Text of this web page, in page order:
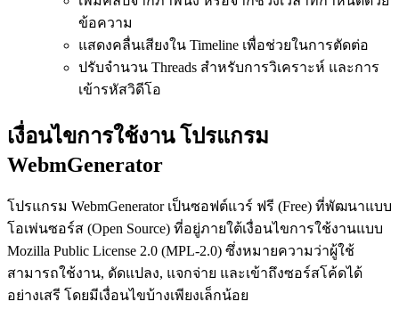
ข้อความ
แสดงคลื่นเสียงใน Timeline เพื่อช่วยในการตัดต่อ
ปรับจำนวน Threads สำหรับการวิเคราะห์ และการ
เข้ารหัสวิดีโอ
เงื่อนไขการใช้งาน โปรแกรม
WebmGenerator
โปรแกรม WebmGenerator เป็นซอฟต์แวร์ ฟรี (Free) ที่พัฒนาแบบ
โอเพ่นซอร์ส (Open Source) ที่อยู่ภายใต้เงื่อนไขการใช้งานแบบ
Mozilla Public License 2.0 (MPL-2.0) ซึ่งหมายความว่าผู้ใช้
สามารถใช้งาน, ดัดแปลง, แจกจ่าย และเข้าถึงซอร์สโค้ดได้
อย่างเสรี โดยมีเงื่อนไขบ้างเพียงเล็กน้อย